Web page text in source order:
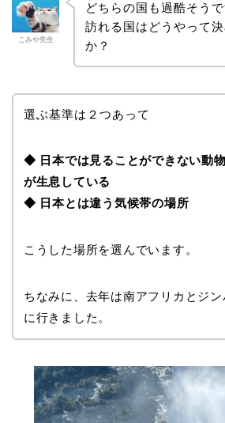
こみや先生
どちらの国も過酷そうで
訪れる国はどうやって
か？
選ぶ基準は２つあって
◆ 日本では見ることができない動
が生息している
◆ 日本とは違う気候帯の場所
こうした場所を選んでいます。
ちなみに、去年は南アフリカとジン
に行きました。